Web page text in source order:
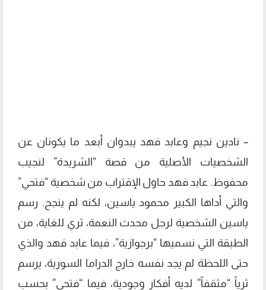
– نادين نجيم وعابد فهد يبدوان أبعد ما يكونان عن
الشخصيات الأصلية من قصة “الشريدة” لنجيب
محفوظ. عابد فهد حاول الإقتراب من شخصية “فتحي”
والتي أداها الكبير محمود ياسين، لكنه لم ينجح. رسم
ياسين الشخصية لرجل محدث النعمة، ثري للغاية، من
الطبقة التي نسميها “برجوازية”، فيما عابد فهد والذي
حتى اللحظة لم يجد نفسه خارج الدراما السورية، يرسم
ثرياً “مثقفاً” لديه أفكار وجودية، فيما “فتحي” بحسب